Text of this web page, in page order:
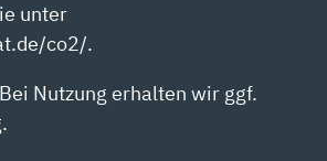
unter
co2/.
Nutzung erhalten wir ggf.